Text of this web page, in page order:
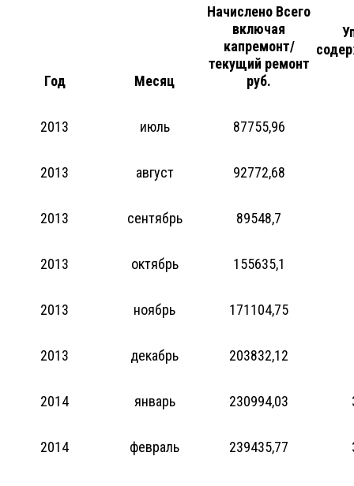
Год Месяц
Начислено Всего
включая
капремонт/
текущий ремонт
руб.
2013 июль 87755,96
2013 август 92772,68
2013 сентябрь 89548,7
2013 октябрь 155635,1
2013 ноябрь 171104,75
2013 декабрь 203832,12
2014 январь 230994,03
2014 февраль 239435,77